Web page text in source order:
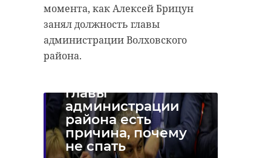
момента, как Алексей Брицун
занял должность главы
администрации Волховского
района.
главы
администрации
района есть
причина, почему
не спать
Уникальная передвижная выставка
«Поезд Победы» прибыла в Тихвин.
Музей пробудет в городе с 22 по 24
июля. Попасть на выставку можно по
бесплатным билетам, которые
выдаются после регистрации на сайте
47channel
поезд победы тихвин